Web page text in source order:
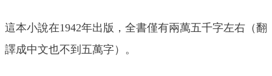
這本小說在1942年出版，全書僅有兩萬五千字左右（翻
譯成中文也不到五萬字）。